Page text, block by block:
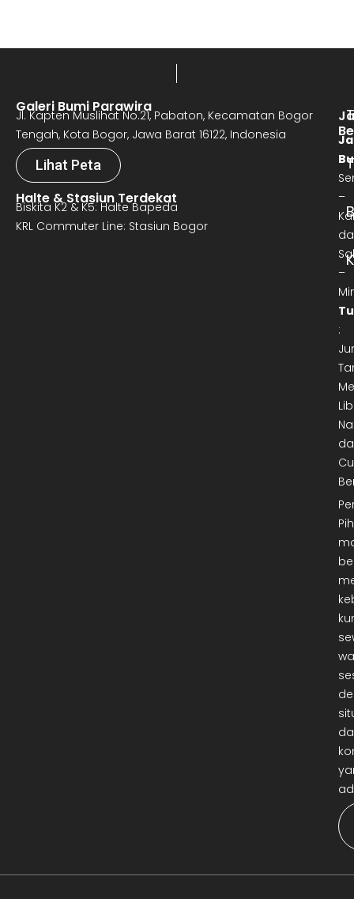
Galeri Bumi Parawira
Jl. Kapten Muslihat No.21, Pabaton, Kecamatan Bogor
Tengah, Kota Bogor, Jawa Barat 16122, Indonesia
Lihat Peta
Halte & Stasiun Terdekat
Biskita K2 & K5: Halte Bapeda
KRL Commuter Line: Stasiun Bogor
–
–
: